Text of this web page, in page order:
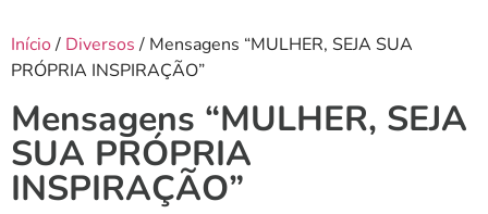
Início/ Diversos / Mensagens “MULHER, SEJA SUA
PRÓPRIA INSPIRAÇÃO”
Mensagens “MULHER, SEJA
SUA PRÓPRIA
INSPIRAÇÃO”